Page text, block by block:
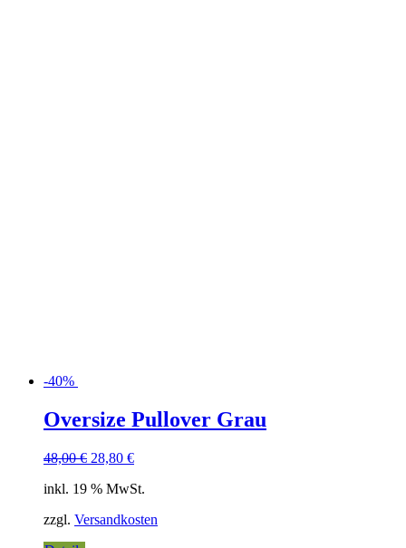
-40%
Oversize Pullover Grau
48,00€ 28,80 €
inkl. 19 % MwSt.
zzgl. Versandkosten